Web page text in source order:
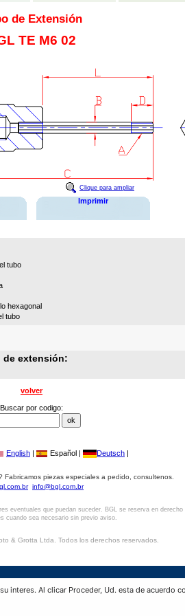
de Extensión
TE M6 02
Clique para ampliar
Imprimir
tubo
hexagonal
tubo
de extensión:
volver
Buscar por codigo:
English | Español | Deutsch |
piezas especiales a pedido, consultenos.
info@bgl.com.br
eventuales que puedan suceder. BGL se reserva en derecho
cuando sea necesario sin previo aviso.
& Grotta Ltda. Todos los derechos reservados.
interes. Al clicar Proceder, Ud. esta de acuerdo
para Rodamientos.